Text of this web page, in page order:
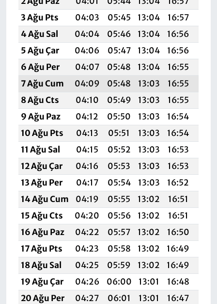
3 Ağu Pts
04:03 05:45 13:04 16:57
4 Ağu Sal
04:04 05:46 13:04 16:56
5 Ağu Çar
04:06 05:47 13:04 16:56
6 Ağu Per
04:07 05:48 13:04 16:55
7 Ağu Cum
04:09 05:48 13:03 16:55
8 Ağu Cts
04:10 05:49 13:03 16:55
9 Ağu Paz
04:12 05:50 13:03 16:54
10 Ağu Pts
04:13 05:51 13:03 16:54
11 Ağu Sal
04:15 05:52 13:03 16:53
12 Ağu Çar
04:16 05:53 13:03 16:53
13 Ağu Per
04:17 05:54 13:03 16:52
14 Ağu Cum
04:19 05:55 13:02 16:51
15 Ağu Cts
04:20 05:56 13:02 16:51
16 Ağu Paz
04:22 05:57 13:02 16:50
17 Ağu Pts
04:23 05:58 13:02 16:49
18 Ağu Sal
04:25 05:59 13:02 16:49
19 Ağu Çar
04:26 06:00 13:01 16:48
20 Ağu Per
04:27 06:01 13:01 16:47